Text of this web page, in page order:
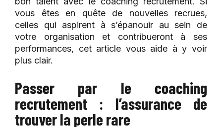
vous êtes en quête de nouvelles recrues,
celles qui aspirent à s’épanouir au sein de
votre organisation et contribueront à ses
performances, cet article vous aide à y voir
plus clair.
Passer par le coaching
recrutement : l’assurance de
trouver la perle rare